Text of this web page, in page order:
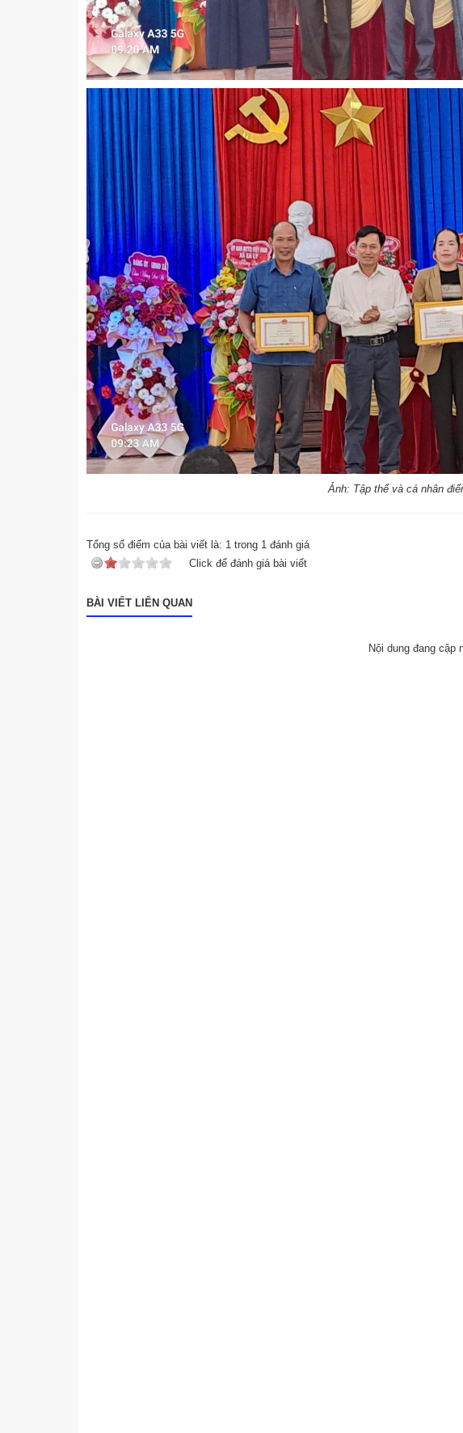
Ảnh: Tập thể và cá nhân
Tổng số điểm của bài viết là: 1 trong 1 đánh giá
Click để đánh giá bài viết
BÀI VIẾT LIÊN QUAN
Nội dung đang cập